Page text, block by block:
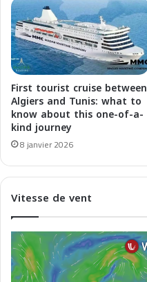
f
o
r
2
0
2
5
a
r
e
p
r
e
n
d
l
a
e
à
A
l
g
e
r
First tourist cruise between
Algiers and Tunis: what to
know about this one-of-a-
kind journey
8 janvier 2026
Vitesse de vent